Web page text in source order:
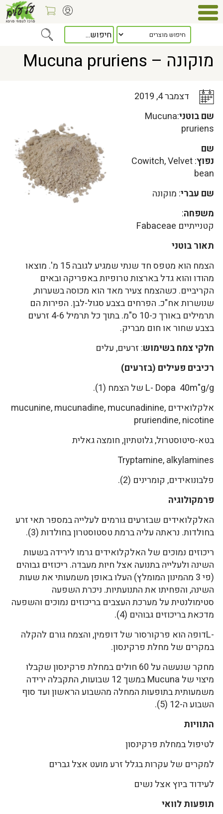
כלל המאמרים> מוקונה – Mucuna pruriens
מוקונה – Mucuna pruriens
דצמבר 4, 2019
שם בוטני:Mucuna
pruriens
שם
נפוץ : Cowitch, Velvet
bean
שם עברי: מוקונה
משפחה:
קטנייתיים Fabaceae
תאור בוטני
הצמח הוא מטפס חד שנתי שמגיע לגובה 15 מ'. מוצאו
מהודו והוא גדל בארצות טרופיות באפריקה ובאים
הקריביים. כשהצמח צעיר מאד הוא מכוסה בשערות,
שנושרות אח"כ. הפרחים בצבע סגול-לבן. הפירות הם
תרמילים באורך כ-10 ס"מ. בתוך כל תרמיל 4-6 זרעים
בצבע שחור או חום מבריק.
חלקי צמח בשימוש: זרעים, עלים
רכיבים פעילים (בזרעים)
L- Dopa 40m"g/g של הצמח (1).
אלקלואידים mucunine, mucunadine, mucunadinine,
pruriendine, nicotine
בטא-סיטוסטרול, גלוטתיון, חומצה גאלית
Tryptamine, alkylamines
פלבונואידים, קומרינים (2).
פרמקולוגיה
האלקלואידים שבזרעים גורמים לעלייה במספר תאי זרע
בחולדות. נראתה עליה ברמת טסטוסטרון בחולדות (3).
ריכוזים נמוכים של האלקלואידים גרמו לירידה בשעות
השינה ולעלייה בתנועה אצל חיות מעבדה. ריכוזים גבוהים
(פי 3 מהמינון המומלץ) העלו באופן משמעותי את שעות
השינה, והפחיתו את התנועתיות. ניכרת השפעה
סטימולנטית על מערכת העצבים בריכוזים נמוכים והשפעה
מדכאת בריכוזים גבוהים (4).
-Lדופה הוא פרקורסור של דופמין, והצמח גורם להקלה
במקרים של מחלת פרקינסון.
מחקר שנעשה על 60 חולים במחלת פרקינסון שקבלו
מיצוי של Mucuna במשך 12 שבועות, התקבלה ירידה
משמעותית בתופעות המחלה מהשבוע הראשון ועד סוף
השבוע ה-12 (5).
התוויות
לטיפול במחלת פרקינסון
למקרים של עקרות בגלל זרע מועט אצל גברים
לעידוד ביוץ אצל נשים
תופעות לוואי